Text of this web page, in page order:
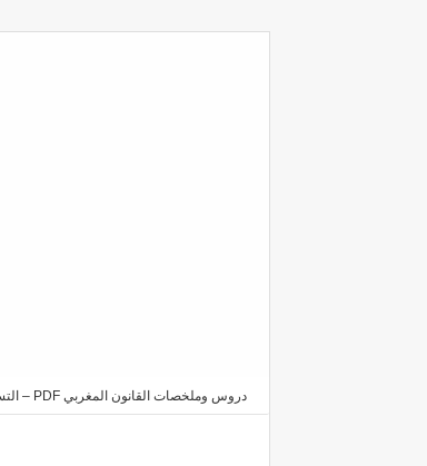
دروس وملخصات القانون المغربي PDF – التسجيل في الماستر والدكتوراه 2025/2026